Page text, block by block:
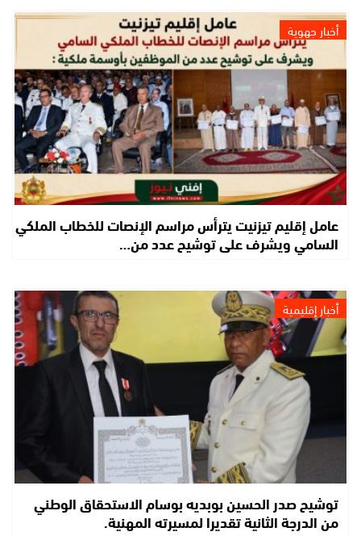
أخبار جهوية
عامل إقليم تيزنيت يترأس مراسم الإنصات للخطاب الملكي
السامي ويشرف على توشيح عدد من…
أخبار إقليمية
توشيح صدر الحسين بوبديه بوسام الاستحقاق الوطني
من الدرجة الثانية تقديرا لمسيرته المهنية.